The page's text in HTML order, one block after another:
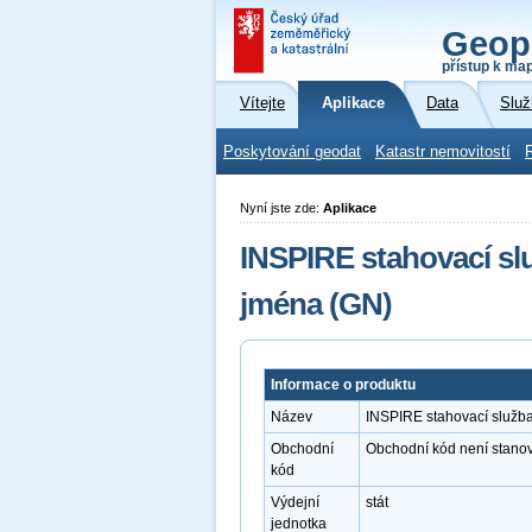
přístup k
Vítejte Aplikace Data
Poskytování geodat Katastr nemovitostí
Nyní jste zde: Aplikace
INSPIRE stahovací
jména (GN)
Informace o produktu
Název
INSPIRE stahovací
Obchodní
kód
Obchodní kód není
Výdejní
jednotka
stát